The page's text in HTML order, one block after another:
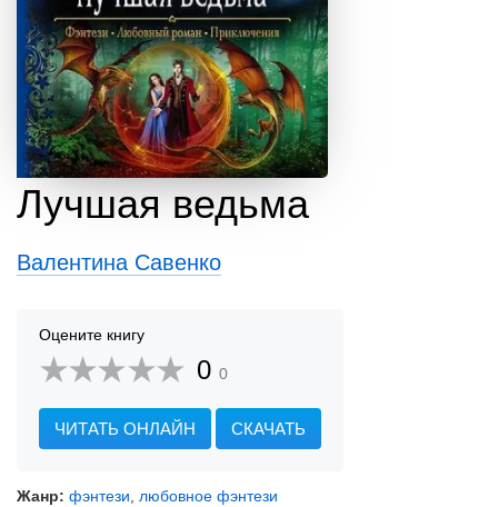
Лучшая ведьма
Валентина Савенко
Оцените книгу
0 0
ЧИТАТЬ ОНЛАЙН СКАЧАТЬ
Жанр: фэнтези
любовное фэнтези